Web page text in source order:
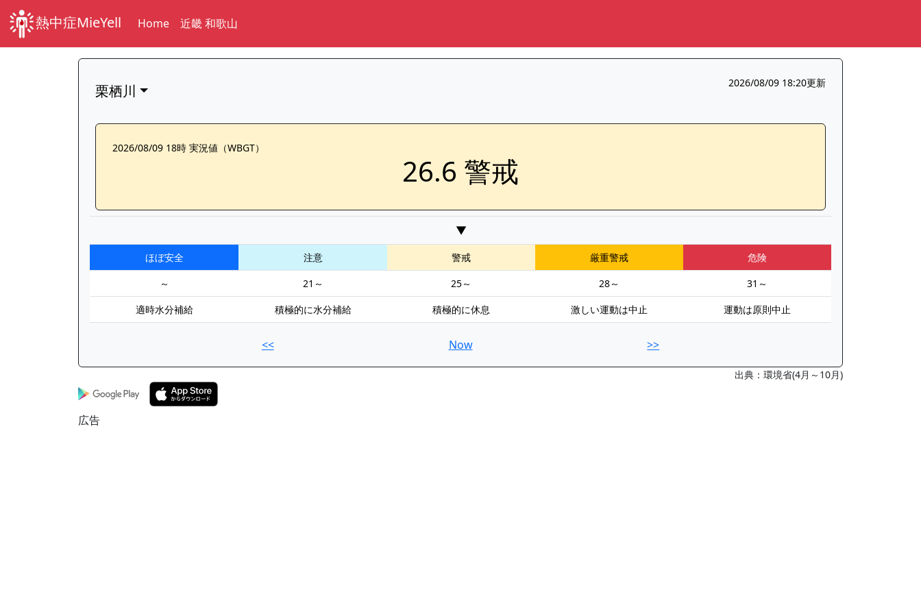
熱中症MieYell Home 近畿 和歌山
栗栖川 2026/08/09 18:20更新
2026/08/09 18時 実況値（WBGT）
26.6 警戒
▼
ほぼ安全 注意 警戒 厳重警戒
危険
～
21～ 25～ 28～
31～
適時水分補給
積極的に水分補給 積極的に休息 激しい運動は中止 運動は原則中止
<< Now >>
出典：環境省(4月～10月)
広告